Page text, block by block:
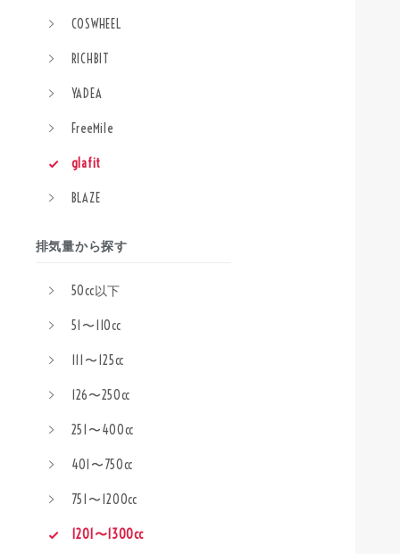
COSWHEEL
RICHBIT
YADEA
FreeMile
glafit
BLAZE
排気量から探す
50cc以下
51〜110cc
111〜125cc
126〜250cc
251〜400cc
401〜750cc
751〜1200cc
1201〜1300cc